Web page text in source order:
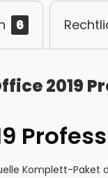
6
2019
Komplett-Paket